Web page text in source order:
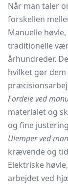
Når man taler
forskellen
Manuelle
traditionelle
århundreder.
hvilket gør
Fordele ved
materialet og
og fine
Ulemper ved
krævende og
Elektriske
arbejdet ved